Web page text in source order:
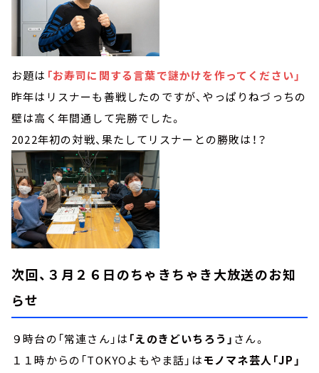
お題は 「お寿司に関する言葉で謎かけを作ってください」
昨年はリスナーも善戦したのですが、やっぱりねづっちの
壁は高く年間通して完勝でした。
2022年初の対戦、果たしてリスナーとの勝敗は！？
次回、３月２６日のちゃきちゃき大放送のお知
らせ
９時台の「常連さん」は 「えのきどいちろう」 さん。
１１時からの「TOKYOよもやま話」はモノマネ芸人「JP」